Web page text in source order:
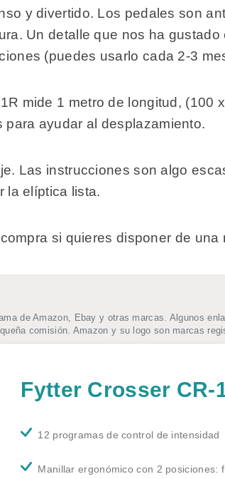
y divertido. Los pedales son
Un detalle que nos ha
(puedes usarlo cada 2-3
mide 1 metro de longitud, (100
ayudar al desplazamiento.
Las instrucciones son algo
la elíptica lista.
si quieres disponer de una
de Amazon, Ebay y otras marcas. Algunos
comisión. Amazon y su logo son marcas
Fytter Crosser CR-
12 programas de control de intensidad
Manillar ergonómico con 2 posiciones: